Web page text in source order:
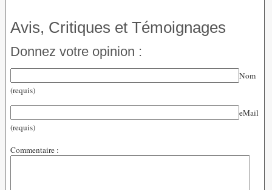
Avis, Critiques et Témoignages
Donnez votre opinion :
Nom
(requis)
eMail
(requis)
Commentaire :